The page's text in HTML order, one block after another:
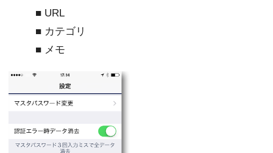
■ URL
■ カテゴリ
■ メモ